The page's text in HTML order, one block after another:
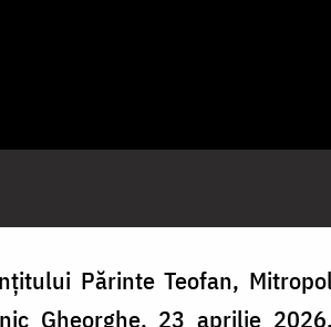
Părinte Teofan,
Gheorghe, 23 aprilie